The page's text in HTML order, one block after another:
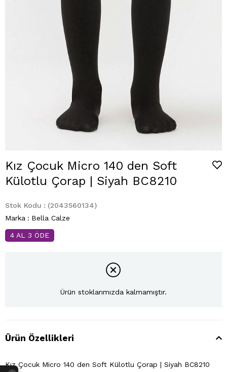
Kız Çocuk Micro 140 den Soft
Külotlu Çorap | Siyah BC8210
Stok Kodu
(2043560134)
Marka : Bella Calze
4 AL 3 ÖDE
Ürün stoklarımızda kalmamıştır.
Ürün Özellikleri
Kız Çocuk Micro 140 den Soft Külotlu Çorap | Siyah BC8210